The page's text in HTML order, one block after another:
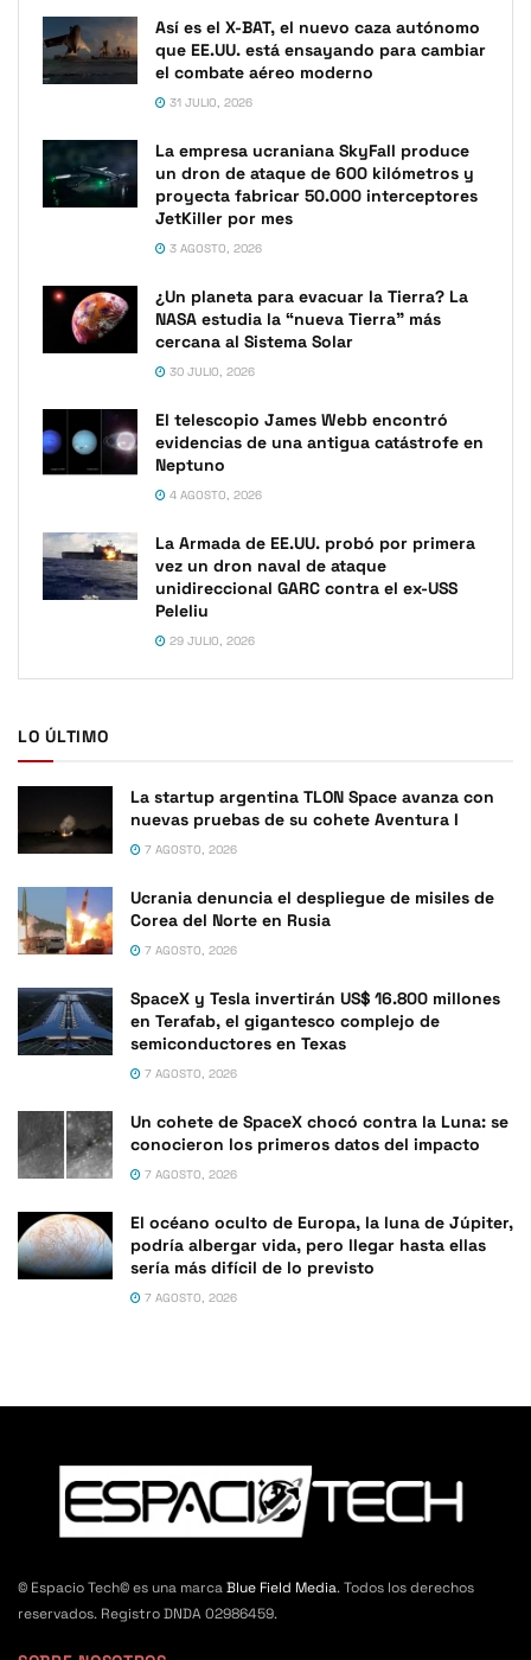
Así es el X-BAT, el nuevo caza autónomo
que EE.UU. está ensayando para cambiar
el combate aéreo moderno
31 JULIO, 2026
La empresa ucraniana SkyFall produce
un dron de ataque de 600 kilómetros y
proyecta fabricar 50.000 interceptores
JetKiller por mes
3 AGOSTO, 2026
¿Un planeta para evacuar la Tierra? La
NASA estudia la “nueva Tierra” más
cercana al Sistema Solar
30 JULIO, 2026
El telescopio James Webb encontró
evidencias de una antigua catástrofe en
Neptuno
4 AGOSTO, 2026
La Armada de EE.UU. probó por primera
vez un dron naval de ataque
unidireccional GARC contra el ex-USS
Peleliu
29 JULIO, 2026
LO ÚLTIMO
La startup argentina TLON Space avanza con
nuevas pruebas de su cohete Aventura I
7 AGOSTO, 2026
Ucrania denuncia el despliegue de misiles de
Corea del Norte en Rusia
7 AGOSTO, 2026
SpaceX y Tesla invertirán US$ 16.800 millones
en Terafab, el gigantesco complejo de
semiconductores en Texas
7 AGOSTO, 2026
Un cohete de SpaceX chocó contra la Luna: se
conocieron los primeros datos del impacto
7 AGOSTO, 2026
El océano oculto de Europa, la luna de Júpiter,
podría albergar vida, pero llegar hasta ellas
sería más difícil de lo previsto
7 AGOSTO, 2026
© Espacio Tech© es una marcaBlue Field Media. Todos los derechos
reservados. Registro DNDA 02986459.